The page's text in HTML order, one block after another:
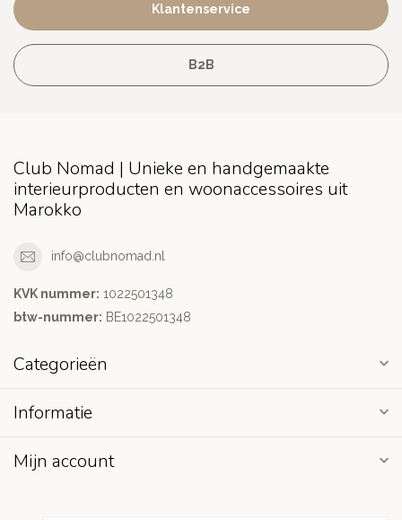
Klantenservice
B2B
Club Nomad | Unieke en handgemaakte
interieurproducten en woonaccessoires uit
Marokko
info@clubnomad.nl
KVK nummer: 1022501348
btw-nummer: BE1022501348
Categorieën
Informatie
Mijn account